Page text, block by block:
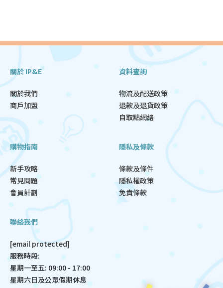
關於 IP&E
關於我們
商戶加盟
資料查詢
物流及配送政策
退款及退貨政策
自取點網絡
購物指南
新手攻略
常見問題
會員計劃
隱私及條款
條款及條件
隱私權政策
免責條款
聯絡我們
[email protected]
服務時段:
星期一至五: 09:00 - 17:00
星期六日及公眾假期休息